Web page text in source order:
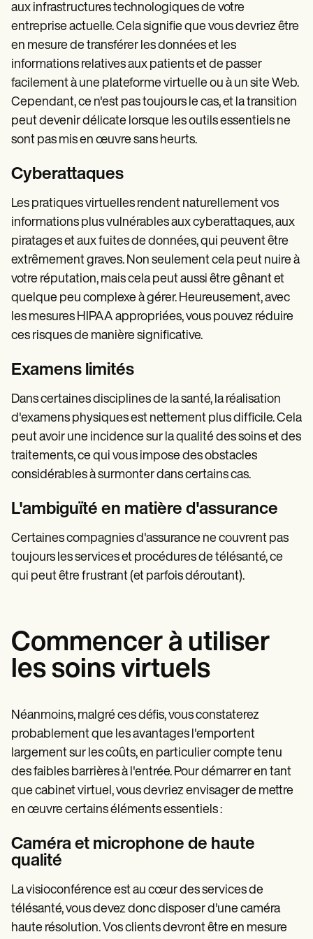
aux infrastructures technologiques de votre
entreprise actuelle. Cela signifie que vous devriez être
en mesure de transférer les données et les
informations relatives aux patients et de passer
facilement à une plateforme virtuelle ou à un site Web.
Cependant, ce n'est pas toujours le cas, et la transition
peut devenir délicate lorsque les outils essentiels ne
sont pas mis en œuvre sans heurts.
Cyberattaques
Les pratiques virtuelles rendent naturellement vos
informations plus vulnérables aux cyberattaques, aux
piratages et aux fuites de données, qui peuvent être
extrêmement graves. Non seulement cela peut nuire à
votre réputation, mais cela peut aussi être gênant et
quelque peu complexe à gérer. Heureusement, avec
les mesures HIPAA appropriées, vous pouvez réduire
ces risques de manière significative.
Examens limités
Dans certaines disciplines de la santé, la réalisation
d'examens physiques est nettement plus difficile. Cela
peut avoir une incidence sur la qualité des soins et des
traitements, ce qui vous impose des obstacles
considérables à surmonter dans certains cas.
L'ambiguïté en matière d'assurance
Certaines compagnies d'assurance ne couvrent pas
toujours les services et procédures de télésanté, ce
qui peut être frustrant (et parfois déroutant).
Commencer à utiliser
les soins virtuels
Néanmoins, malgré ces défis, vous constaterez
probablement que les avantages l'emportent
largement sur les coûts, en particulier compte tenu
des faibles barrières à l'entrée. Pour démarrer en tant
que cabinet virtuel, vous devriez envisager de mettre
en œuvre certains éléments essentiels :
Caméra et microphone de haute
qualité
La visioconférence est au cœur des services de
télésanté, vous devez donc disposer d'une caméra
haute résolution. Vos clients devront être en mesure